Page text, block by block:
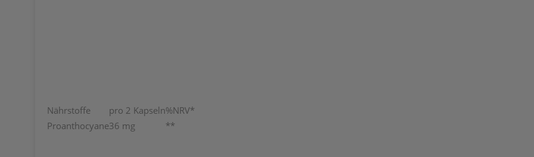
Nährstoffe pro 2 Kapseln%NRV*
Proanthocyane36 mg **